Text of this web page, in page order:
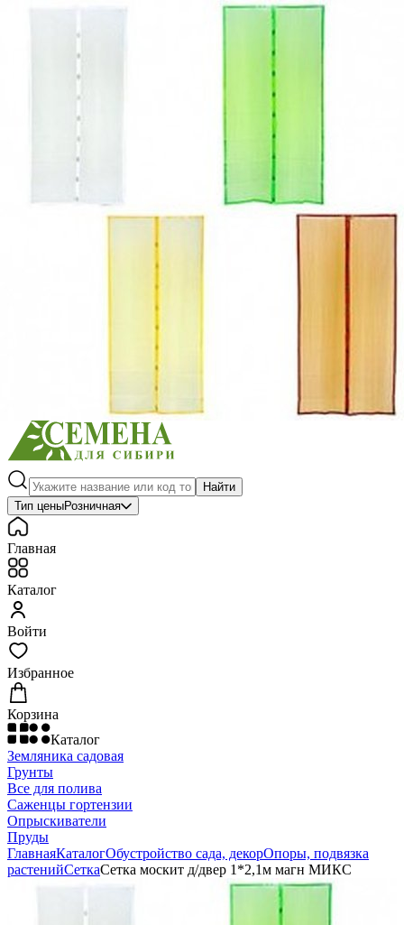
Обратный звонок Заказать обратный звонок
Грунты
Газонные травы, сидераты
Горшки, рассадники, аксессуары
Посадочный материал
Средства защиты, удобрения, добавки, химия
Обустройство сада, декор
Найти
Тип ценыРозничная
Главная
Каталог
Войти
Избранное
Корзина
Каталог
Земляника садовая
Грунты
Все для полива
Саженцы гортензии
Опрыскиватели
Пруды
ГлавнаяКаталогОбустройство сада, декорОпоры, подвязка
растенийСеткаСетка москит д/двер 1*2,1м магн МИКС